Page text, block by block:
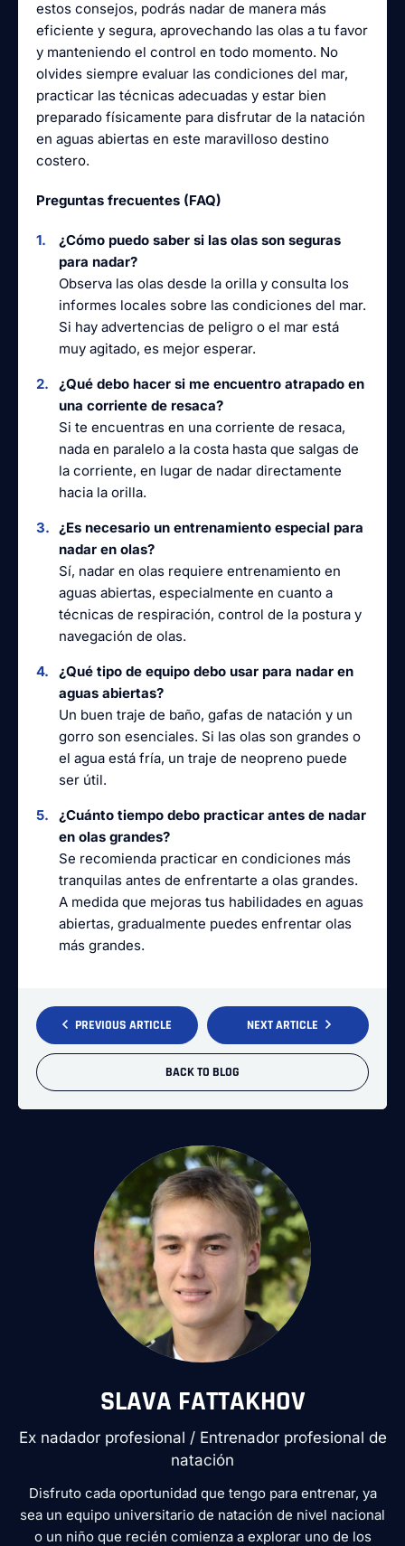
estos consejos, podrás nadar de manera más
eficiente y segura, aprovechando las olas a tu favor
y manteniendo el control en todo momento. No
olvides siempre evaluar las condiciones del mar,
practicar las técnicas adecuadas y estar bien
preparado físicamente para disfrutar de la natación
en aguas abiertas en este maravilloso destino
costero.
Preguntas frecuentes (FAQ)
¿Cómo puedo saber si las olas son seguras
para nadar?
Observa las olas desde la orilla y consulta los
informes locales sobre las condiciones del mar.
Si hay advertencias de peligro o el mar está
muy agitado, es mejor esperar.
¿Qué debo hacer si me encuentro atrapado en
una corriente de resaca?
Si te encuentras en una corriente de resaca,
nada en paralelo a la costa hasta que salgas de
la corriente, en lugar de nadar directamente
hacia la orilla.
¿Es necesario un entrenamiento especial para
nadar en olas?
Sí, nadar en olas requiere entrenamiento en
aguas abiertas, especialmente en cuanto a
técnicas de respiración, control de la postura y
navegación de olas.
¿Qué tipo de equipo debo usar para nadar en
aguas abiertas?
Un buen traje de baño, gafas de natación y un
gorro son esenciales. Si las olas son grandes o
el agua está fría, un traje de neopreno puede
ser útil.
¿Cuánto tiempo debo practicar antes de nadar
en olas grandes?
Se recomienda practicar en condiciones más
tranquilas antes de enfrentarte a olas grandes.
A medida que mejoras tus habilidades en aguas
abiertas, gradualmente puedes enfrentar olas
más grandes.
PREVIOUS ARTICLE
BACK TO BLOG
NEXT ARTICLE
SLAVA FATTAKHOV
Ex nadador profesional / Entrenador profesional de
natación
Disfruto cada oportunidad que tengo para entrenar, ya
sea un equipo universitario de natación de nivel nacional
o un niño que recién comienza a explorar uno de los